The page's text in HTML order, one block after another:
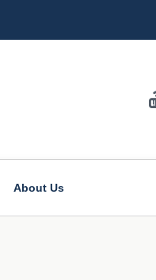
dan Longsor Landa
About Us